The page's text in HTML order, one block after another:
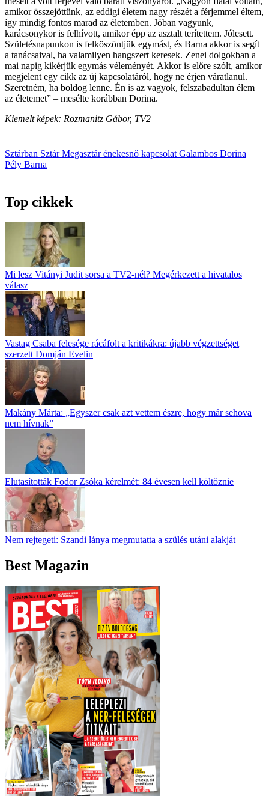
amikor összejöttünk, az eddigi életem nagy részét a férjemmel éltem,
így mindig fontos marad az életemben. Jóban vagyunk,
karácsonykor is felhívott, amikor épp az asztalt terítettem. Jólesett.
Születésnapunkon is felköszöntjük egymást, és Barna akkor is segít
a tanácsaival, ha valamilyen hangszert keresek. Zenei dolgokban a
mai napig kikérjük egymás véleményét. Akkor is előre szólt, amikor
megjelent egy cikk az új kapcsolatáról, hogy ne érjen váratlanul.
Szeretném, ha boldog lenne. Én is az vagyok, felszabadultan élem
az életemet” – mesélte korábban Dorina.
Kiemelt képek: Rozmanitz Gábor, TV2
Sztárban SztárMegasztárénekesnő kapcsolat Galambos Dorina
Pély Barna
Top cikkek
Mi lesz Vitányi Judit sorsa a TV2-nél? Megérkezett a hivatalos
válasz
Vastag Csaba felesége rácáfolt a kritikákra: újabb végzettséget
szerzett Domján Evelin
Makány Márta: „Egyszer csak azt vettem észre, hogy már sehova
nem hívnak”
Elutasították Fodor Zsóka kérelmét: 84 évesen kell költöznie
Nem rejtegeti: Szandi lánya megmutatta a szülés utáni alakját
Best Magazin